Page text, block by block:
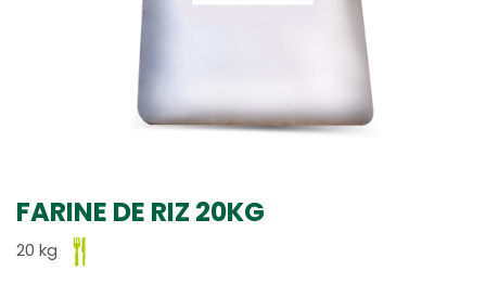
FARINE DE RIZ 20KG
20 kg